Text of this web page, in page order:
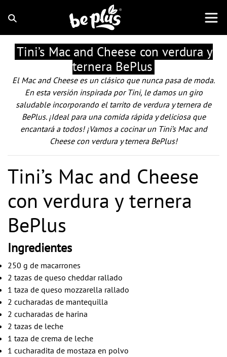
Tini’s Mac and Cheese con verdura y
ternera BePlus
El Mac and Cheese es un clásico que nunca pasa de moda.
En esta versión inspirada por Tini, le damos un giro
saludable incorporando el tarrito de verdura y ternera de
BePlus. ¡Ideal para una comida rápida y deliciosa que
encantará a todos! ¡Vamos a cocinar un Tini’s Mac and
Cheese con verdura y ternera BePlus!
Tini’s Mac and Cheese
con verdura y ternera
BePlus
Ingredientes
250 g de macarrones
2 tazas de queso cheddar rallado
1 taza de queso mozzarella rallado
2 cucharadas de mantequilla
2 cucharadas de harina
2 tazas de leche
1 taza de crema de leche
1 cucharadita de mostaza en polvo